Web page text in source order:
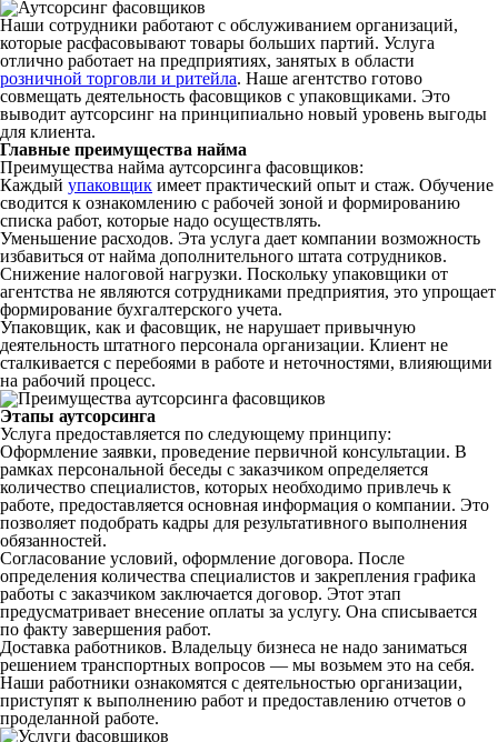
Наши сотрудники работают с обслуживанием организаций,
которые расфасовывают товары больших партий. Услуга
отлично работает на предприятиях, занятых в области
розничной торговли и ритейла. Наше агентство готово
совмещать деятельность фасовщиков с упаковщиками. Это
выводит аутсорсинг на принципиально новый уровень выгоды
для клиента.
Главные преимущества найма
Преимущества найма аутсорсинга фасовщиков:
Каждый упаковщик имеет практический опыт и стаж. Обучение
сводится к ознакомлению с рабочей зоной и формированию
списка работ, которые надо осуществлять.
Уменьшение расходов. Эта услуга дает компании возможность
избавиться от найма дополнительного штата сотрудников.
Снижение налоговой нагрузки. Поскольку упаковщики от
агентства не являются сотрудниками предприятия, это упрощает
формирование бухгалтерского учета.
Упаковщик, как и фасовщик, не нарушает привычную
деятельность штатного персонала организации. Клиент не
сталкивается с перебоями в работе и неточностями, влияющими
на рабочий процесс.
Этапы аутсорсинга
Услуга предоставляется по следующему принципу:
Оформление заявки, проведение первичной консультации. В
рамках персональной беседы с заказчиком определяется
количество специалистов, которых необходимо привлечь к
работе, предоставляется основная информация о компании. Это
позволяет подобрать кадры для результативного выполнения
обязанностей.
Согласование условий, оформление договора. После
определения количества специалистов и закрепления графика
работы с заказчиком заключается договор. Этот этап
предусматривает внесение оплаты за услугу. Она списывается
по факту завершения работ.
Доставка работников. Владельцу бизнеса не надо заниматься
решением транспортных вопросов — мы возьмем это на себя.
Наши работники ознакомятся с деятельностью организации,
приступят к выполнению работ и предоставлению отчетов о
проделанной работе.